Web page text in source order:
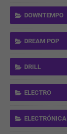
DOWNTEMPO
DREAM POP
DRILL
ELECTRO
ELECTRÓNICA